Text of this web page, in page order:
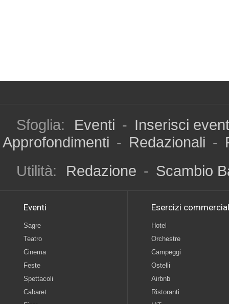
Sfoglia: Eventi - Inserisci
Approfondimenti - Redazionali -
Utilità:
Redazione - Scambio
Eventi
Sagre
Teatro
Cinema
Feste
Spettacoli
Cabaret
Esercizi
Hotel
Orchestre
Campeggi
Ostelli
Airbnb
Ristoranti